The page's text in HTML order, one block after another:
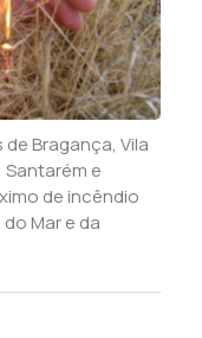
Bragança, Vila
Santarém e
de incêndio
Mar e da